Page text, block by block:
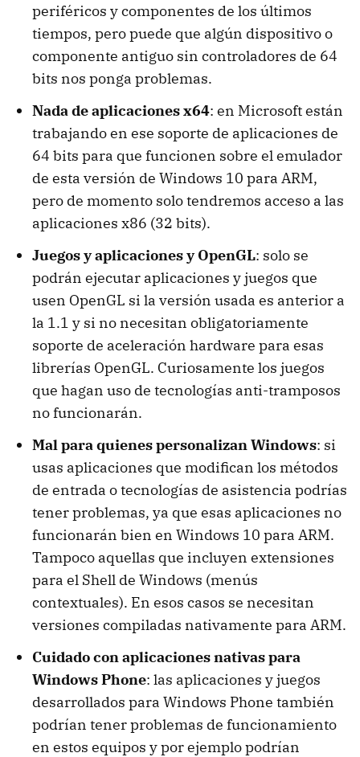
periféricos y componentes de los últimos
tiempos, pero puede que algún dispositivo o
componente antiguo sin controladores de 64
bits nos ponga problemas.
Nada de aplicaciones x64: en Microsoft están
trabajando en ese soporte de aplicaciones de
64 bits para que funcionen sobre el emulador
de esta versión de Windows 10 para ARM,
pero de momento solo tendremos acceso a las
aplicaciones x86 (32 bits).
Juegos y aplicaciones y OpenGL: solo se
podrán ejecutar aplicaciones y juegos que
usen OpenGL si la versión usada es anterior a
la 1.1 y si no necesitan obligatoriamente
soporte de aceleración hardware para esas
librerías OpenGL. Curiosamente los juegos
que hagan uso de tecnologías anti-tramposos
no funcionarán.
Mal para quienes personalizan Windows: si
usas aplicaciones que modifican los métodos
de entrada o tecnologías de asistencia podrías
tener problemas, ya que esas aplicaciones no
funcionarán bien en Windows 10 para ARM.
Tampoco aquellas que incluyen extensiones
para el Shell de Windows (menús
contextuales). En esos casos se necesitan
versiones compiladas nativamente para ARM.
Cuidado con aplicaciones nativas para
Windows Phone: las aplicaciones y juegos
desarrollados para Windows Phone también
podrían tener problemas de funcionamiento
en estos equipos y por ejemplo podrían